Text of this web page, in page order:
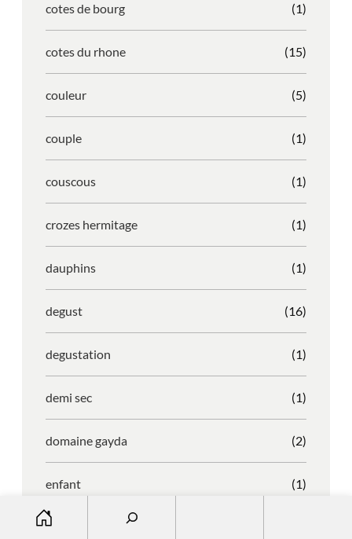
cotes de bourg (1)
cotes du rhone (15)
couleur (5)
couple (1)
couscous (1)
crozes hermitage (1)
dauphins (1)
degust (16)
degustation (1)
demi sec (1)
domaine gayda (2)
enfant (1)
entreprise